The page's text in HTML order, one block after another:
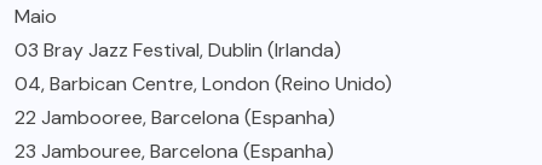
Maio
03 Bray Jazz Festival, Dublin (Irlanda)
04, Barbican Centre, London (Reino Unido)
22 Jambooree, Barcelona (Espanha)
23 Jambouree, Barcelona (Espanha)